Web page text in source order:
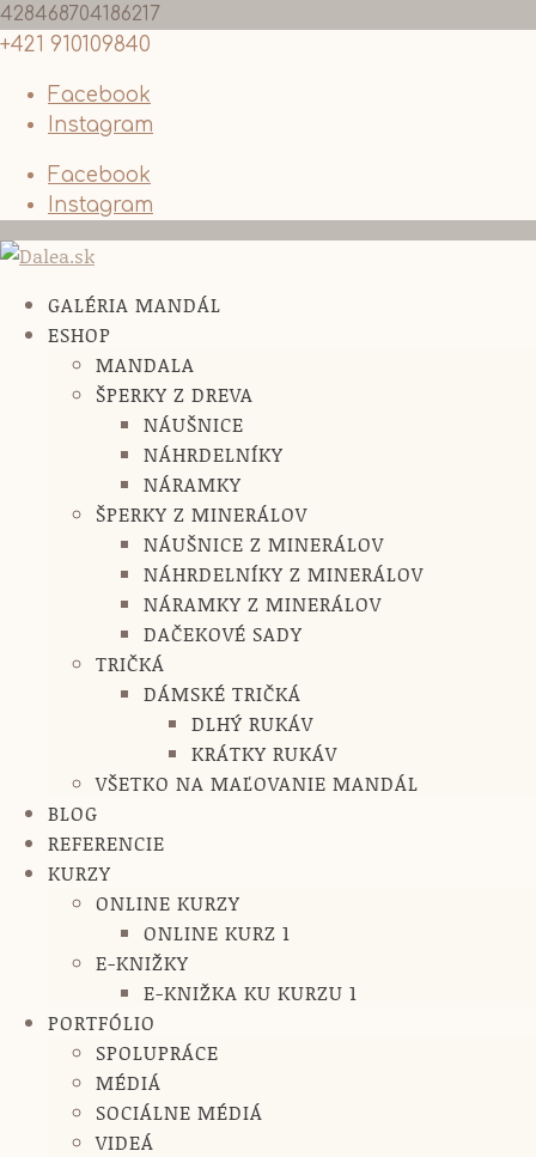
428468704186217
+421 910109840
Facebook
Instagram
Facebook
Instagram
GALÉRIA MANDÁL
ESHOP
MANDALA
ŠPERKY Z DREVA
NÁUŠNICE
NÁHRDELNÍKY
NÁRAMKY
ŠPERKY Z MINERÁLOV
NÁUŠNICE Z MINERÁLOV
NÁHRDELNÍKY Z MINERÁLOV
NÁRAMKY Z MINERÁLOV
DAČEKOVÉ SADY
TRIČKÁ
DÁMSKÉ TRIČKÁ
DLHÝ RUKÁV
KRÁTKY RUKÁV
VŠETKO NA MAĽOVANIE MANDÁL
BLOG
REFERENCIE
KURZY
ONLINE KURZY
ONLINE KURZ 1
E-KNIŽKY
E-KNIŽKA KU KURZU 1
PORTFÓLIO
SPOLUPRÁCE
MÉDIÁ
SOCIÁLNE MÉDIÁ
VIDEÁ